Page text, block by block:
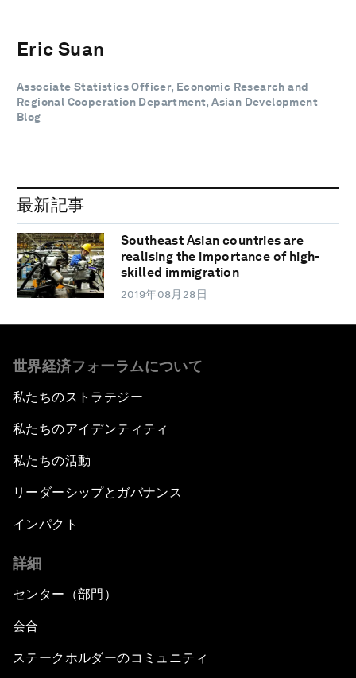
Eric Suan
Associate Statistics Officer, Economic Research and
Regional Cooperation Department, Asian Development
Blog
最新記事
Southeast Asian countries are
realising the importance of high-
skilled immigration
2019年08月28日
世界経済フォーラムについて
私たちのストラテジー
私たちのアイデンティティ
私たちの活動
リーダーシップとガバナンス
インパクト
詳細
センター（部門）
会合
ステークホルダーのコミュニティ